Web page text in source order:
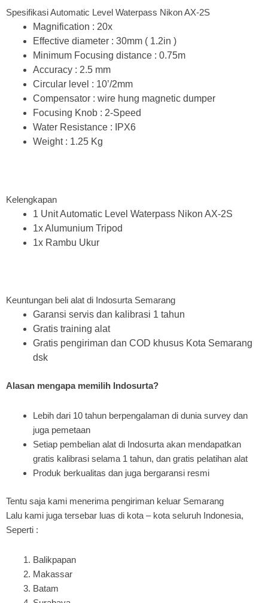
Spesifikasi Automatic Level Waterpass Nikon AX-2S
Magnification : 20x
Effective diameter : 30mm ( 1.2in )
Minimum Focusing distance : 0.75m
Accuracy : 2.5 mm
Circular level : 10’/2mm
Compensator : wire hung magnetic dumper
Focusing Knob : 2-Speed
Water Resistance : IPX6
Weight : 1.25 Kg
Kelengkapan
1 Unit Automatic Level Waterpass Nikon AX-2S
1x Alumunium Tripod
1x Rambu Ukur
Keuntungan beli alat di Indosurta Semarang
Garansi servis dan kalibrasi 1 tahun
Gratis training alat
Gratis pengiriman dan COD khusus Kota Semarang
dsk
Alasan mengapa memilih Indosurta?
Lebih dari 10 tahun berpengalaman di dunia survey dan
juga pemetaan
Setiap pembelian alat di Indosurta akan mendapatkan
gratis kalibrasi selama 1 tahun, dan gratis pelatihan alat
Produk berkualitas dan juga bergaransi resmi
Tentu saja kami menerima pengiriman keluar Semarang
Lalu kami juga tersebar luas di kota – kota seluruh Indonesia,
Seperti :
Balikpapan
Makassar
Batam